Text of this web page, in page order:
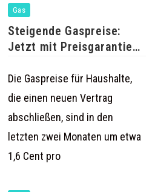
Gas
Steigende Gaspreise:
Jetzt mit Preisgarantie
Die Gaspreise für Haushalte,
die einen neuen Vertrag
abschließen, sind in den
letzten zwei Monaten um etwa
1,6 Cent pro